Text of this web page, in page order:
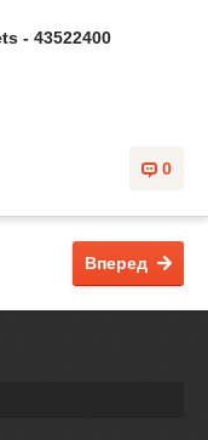
- 43522400
0
Вперед